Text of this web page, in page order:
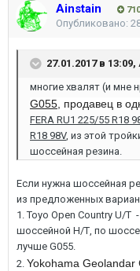
Ainstain 710
Опубликовано:
27.01.2017 в 13:09,
многие хвалят (и мне
G055 , продавец в
FERA RU1 225/55 R18
R18 98V, из этой
шоссейная резина.
Если нужна шоссейная
из предложенных
1. Toyo Open Country U/
шоссейной Н/Т, по
лучше G055.
2. Yokohama Geolandar